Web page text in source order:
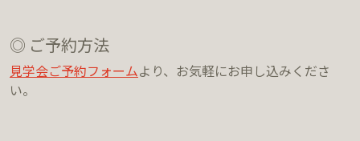
◎ ご予約方法
見学会ご予約フォームより、お気軽にお申し込みくださ
い。